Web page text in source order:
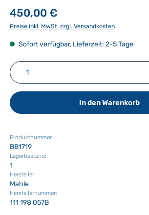
450,00 €
Preise inkl. MwSt. zzgl. Versandkosten
Sofort verfügbar, Lieferzeit: 2-5 Tage
Produkt Anzahl: Gib den
In den Warenkorb
Produktnummer:
BB1719
Lagerbestand:
1
Hersteller:
Mahle
Herstellernummer:
111 198 057B